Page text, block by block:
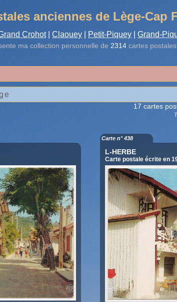
anciennes de Lège-Cap
Crohot Claouey Petit-Piquey Grand-
ma collection personnelle de 2314 cartes
17 cartes
Carte n° 438
L-HERBE
Carte postale écrite en